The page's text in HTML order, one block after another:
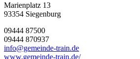
Marienplatz 13
93354 Siegenburg
09444 87500
09444 870937
info@gemeinde-train.de
www.gemeinde-train.de/